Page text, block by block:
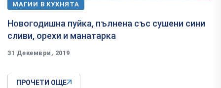
МАГИИ В КУХНЯТА
Новогодишна пуйка, пълнена със сушени сини
сливи, орехи и манатарка
31 Декември, 2019
ПРОЧЕТИ ОЩЕ